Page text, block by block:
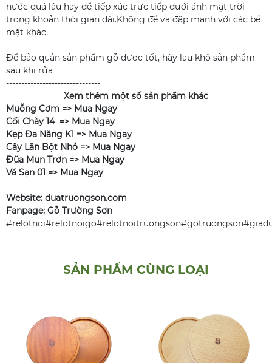
nước quá lâu hay để tiếp xúc trực tiếp dưới ánh mặt trời
trong khoản thời gian dài.Không để va đập mạnh với các bề
mặt khác.
Để bảo quản sản phẩm gỗ được tốt, hãy lau khô sản phẩm
sau khi rửa
-------------------------------
Xem thêm một số sản phẩm khác
Muỗng Cơm => Mua Ngay
Cối Chày 14 => Mua Ngay
Kẹp Đa Năng K1 => Mua Ngay
Cây Lăn Bột Nhỏ => Mua Ngay
Đũa Mun Trơn => Mua Ngay
Vá Sạn 01 => Mua Ngay
Website: duatruongson.com
Fanpage: Gỗ Trường Sơn
SẢN PHẨM CÙNG LOẠI